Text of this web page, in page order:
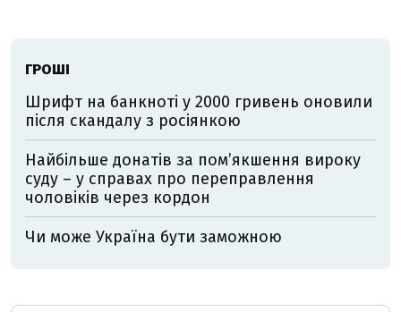
ГРОШІ
Шрифт на банкноті у 2000 гривень оновили
після скандалу з росіянкою
Найбільше донатів за пом’якшення вироку
суду – у справах про переправлення
чоловіків через кордон
Чи може Україна бути заможною